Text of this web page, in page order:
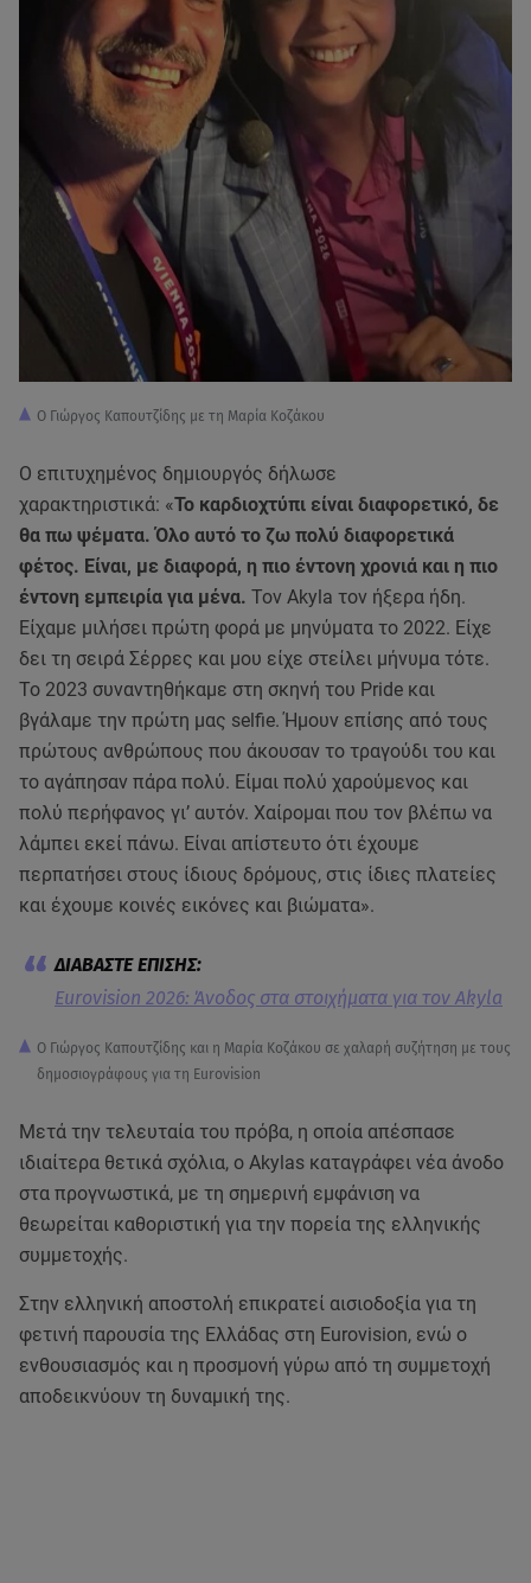
Ο Γιώργος Καπουτζίδης με τη Μαρία Κοζάκου
Ο επιτυχημένος δημιουργός δήλωσε
χαρακτηριστικά: «Το καρδιοχτύπι είναι διαφορετικό, δε
θα πω ψέματα. Όλο αυτό το ζω πολύ διαφορετικά
φέτος. Είναι, με διαφορά, η πιο έντονη χρονιά και η πιο
έντονη εμπειρία για μένα. Τον Akyla τον ήξερα ήδη.
Είχαμε μιλήσει πρώτη φορά με μηνύματα το 2022. Είχε
δει τη σειρά Σέρρες και μου είχε στείλει μήνυμα τότε.
Το 2023 συναντηθήκαμε στη σκηνή του Pride και
βγάλαμε την πρώτη μας selfie. Ήμουν επίσης από τους
πρώτους ανθρώπους που άκουσαν το τραγούδι του και
το αγάπησαν πάρα πολύ. Είμαι πολύ χαρούμενος και
πολύ περήφανος γι’ αυτόν. Χαίρομαι που τον βλέπω να
λάμπει εκεί πάνω. Είναι απίστευτο ότι έχουμε
περπατήσει στους ίδιους δρόμους, στις ίδιες πλατείες
και έχουμε κοινές εικόνες και βιώματα».
Eurovision 2026: Άνοδος στα στοιχήματα για τον Akyla
Ο Γιώργος Καπουτζίδης και η Μαρία Κοζάκου σε χαλαρή συζήτηση με τους
δημοσιογράφους για τη Eurovision
Μετά την τελευταία του πρόβα, η οποία απέσπασε
ιδιαίτερα θετικά σχόλια, ο Akylas καταγράφει νέα άνοδο
στα προγνωστικά, με τη σημερινή εμφάνιση να
θεωρείται καθοριστική για την πορεία της ελληνικής
συμμετοχής.
Στην ελληνική αποστολή επικρατεί αισιοδοξία για τη
φετινή παρουσία της Ελλάδας στη Eurovision, ενώ ο
ενθουσιασμός και η προσμονή γύρω από τη συμμετοχή
αποδεικνύουν τη δυναμική της.